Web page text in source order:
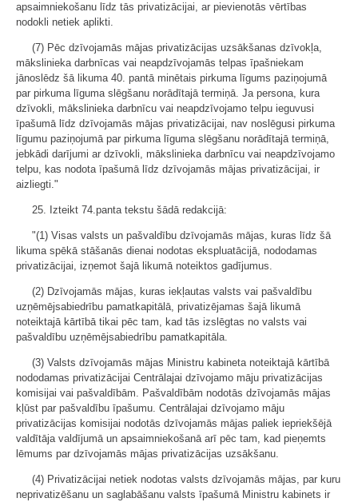
apsaimniekošanu līdz tās privatizācijai, ar pievienotās vērtības
nodokli netiek aplikti.
(7) Pēc dzīvojamās mājas privatizācijas uzsākšanas dzīvokļa,
mākslinieka darbnīcas vai neapdzīvojamās telpas īpašniekam
jānoslēdz šā likuma 40. pantā minētais pirkuma līgums paziņojumā
par pirkuma līguma slēgšanu norādītajā termiņā. Ja persona, kura
dzīvokli, mākslinieka darbnīcu vai neapdzīvojamo telpu ieguvusi
īpašumā līdz dzīvojamās mājas privatizācijai, nav noslēgusi pirkuma
līgumu paziņojumā par pirkuma līguma slēgšanu norādītajā termiņā,
jebkādi darījumi ar dzīvokli, mākslinieka darbnīcu vai neapdzīvojamo
telpu, kas nodota īpašumā līdz dzīvojamās mājas privatizācijai, ir
aizliegti."
25. Izteikt 74.panta tekstu šādā redakcijā:
"(1) Visas valsts un pašvaldību dzīvojamās mājas, kuras līdz šā
likuma spēkā stāšanās dienai nodotas ekspluatācijā, nododamas
privatizācijai, izņemot šajā likumā noteiktos gadījumus.
(2) Dzīvojamās mājas, kuras iekļautas valsts vai pašvaldību
uzņēmējsabiedrību pamatkapitālā, privatizējamas šajā likumā
noteiktajā kārtībā tikai pēc tam, kad tās izslēgtas no valsts vai
pašvaldību uzņēmējsabiedrību pamatkapitāla.
(3) Valsts dzīvojamās mājas Ministru kabineta noteiktajā kārtībā
nododamas privatizācijai Centrālajai dzīvojamo māju privatizācijas
komisijai vai pašvaldībām. Pašvaldībām nodotās dzīvojamās mājas
kļūst par pašvaldību īpašumu. Centrālajai dzīvojamo māju
privatizācijas komisijai nodotās dzīvojamās mājas paliek iepriekšējā
valdītāja valdījumā un apsaimniekošanā arī pēc tam, kad pieņemts
lēmums par dzīvojamās mājas privatizācijas uzsākšanu.
(4) Privatizācijai netiek nodotas valsts dzīvojamās mājas, par kuru
neprivatizēšanu un saglabāšanu valsts īpašumā Ministru kabinets ir